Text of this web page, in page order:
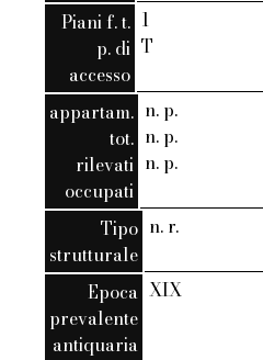
Piani f. t.
p. di
accesso
1
T
appartam.
tot.
rilevati
occupati
n. p.
n. p.
n. p.
Tipo
strutturale
n. r.
Epoca
prevalente
antiquaria
XIX